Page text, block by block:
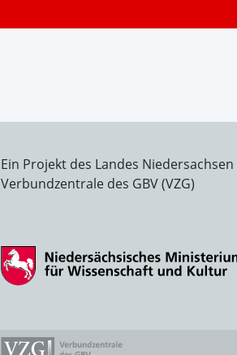
Ein Projekt des Landes
Verbundzentrale des GBV (VZG)